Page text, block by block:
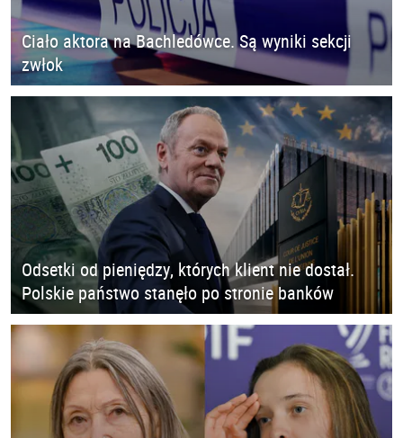
Ciało aktora na Bachledówce. Są wyniki sekcji
zwłok
Odsetki od pieniędzy, których klient nie dostał.
Polskie państwo stanęło po stronie banków